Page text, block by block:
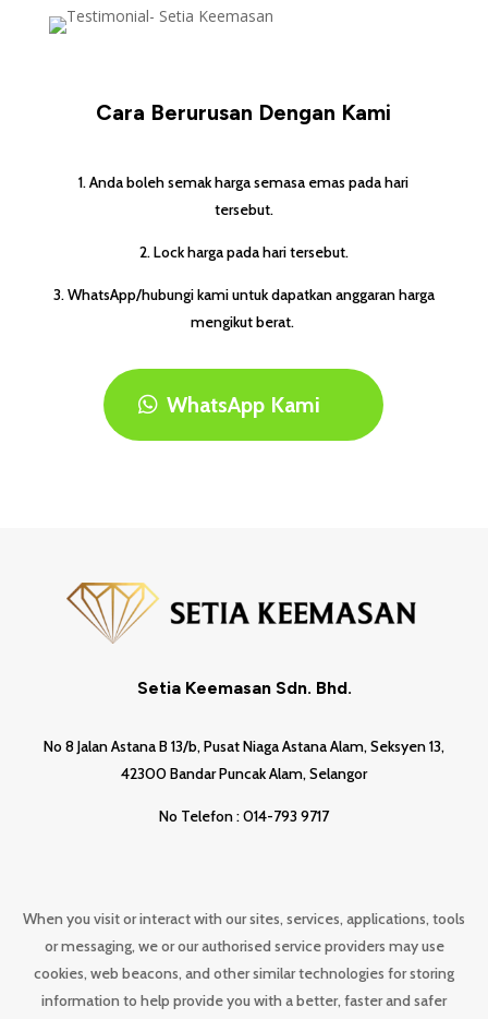
Cara Berurusan Dengan Kami
1. Anda boleh semak harga semasa emas pada hari
tersebut.
2. Lock harga pada hari tersebut.
3. WhatsApp/hubungi kami untuk dapatkan anggaran harga
mengikut berat.
WhatsApp Kami
Setia Keemasan Sdn. Bhd.
No 8 Jalan Astana B 13/b, Pusat Niaga Astana Alam, Seksyen 13,
42300 Bandar Puncak Alam, Selangor
No Telefon : 014-793 9717
When you visit or interact with our sites, services, applications, tools
or messaging, we or our authorised service providers may use
cookies, web beacons, and other similar technologies for storing
information to help provide you with a better, faster and safer